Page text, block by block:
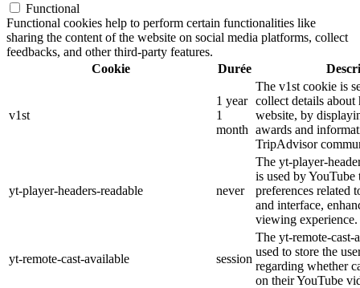
Functional
Functional cookies help to perform certain functionalities like
sharing the content of the website on social media platforms, collect
feedbacks, and other third-party features.
Cookie
Durée
v1st
1 year
1
month
The v1st cookie is
collect details
website, by
awards and
TripAdvisor
yt-player-headers-readable never
The yt-player-
is used by YouTube
preferences related
and interface,
viewing experience.
yt-remote-cast-available session
The yt-remote-cast-
used to store the
regarding whether
on their YouTube